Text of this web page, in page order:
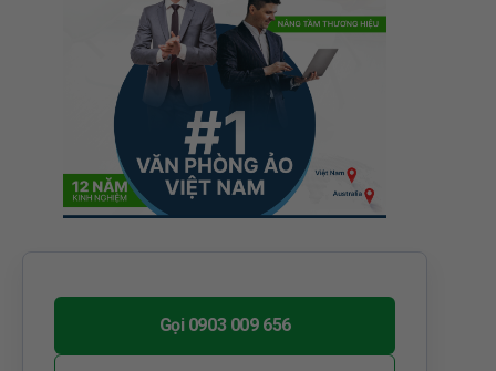
Gọi 0903 009 656